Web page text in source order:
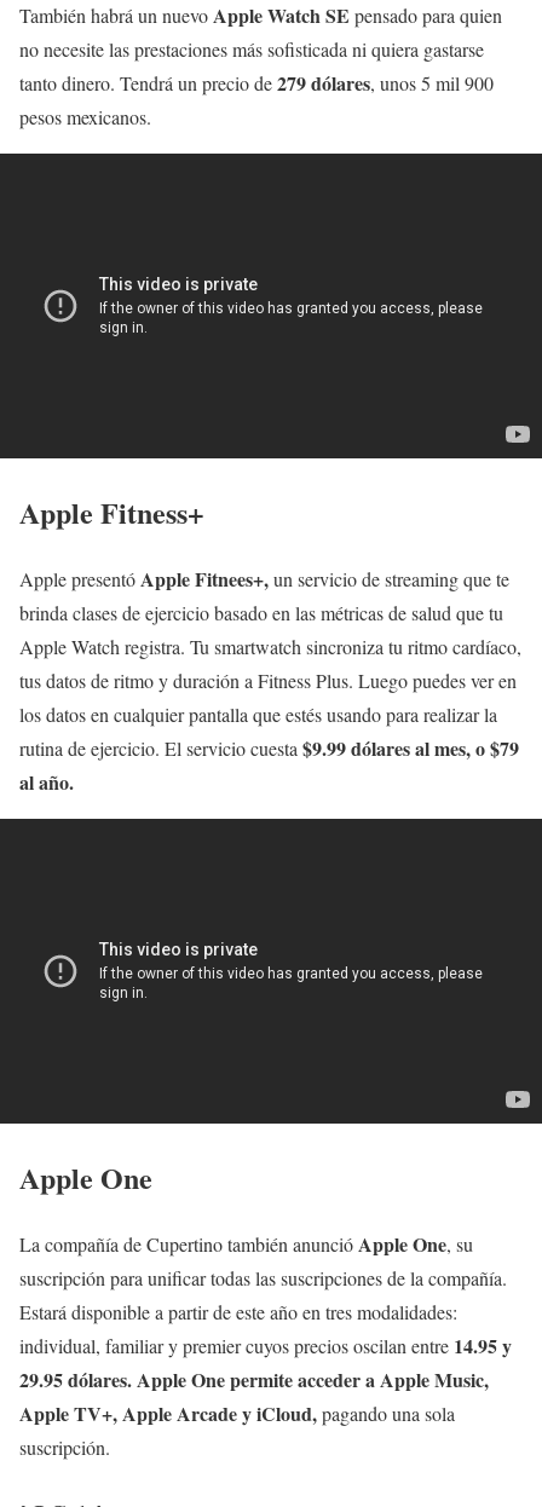
También habrá un nuevoApple Watch SE pensado para quien
no necesite las prestaciones más sofisticada ni quiera gastarse
tanto dinero. Tendrá un precio de279 dólares, unos 5 mil 900
pesos mexicanos.
Apple Fitness+
Apple presentóApple Fitnees+,un servicio de streaming que te
brinda clases de ejercicio basado en las métricas de salud que tu
Apple Watch registra. Tu smartwatch sincroniza tu ritmo cardíaco,
tus datos de ritmo y duración a Fitness Plus. Luego puedes ver en
los datos en cualquier pantalla que estés usando para realizar la
rutina de ejercicio. El servicio cuesta $9.99 dólares al mes, o $79
al año.
Apple One
La compañía de Cupertino también anuncióApple One, su
suscripción para unificar todas las suscripciones de la compañía.
Estará disponible a partir de este año en tres modalidades:
individual, familiar y premier cuyos precios oscilan entre 14.95 y
29.95 dólares.Apple One permite acceder a Apple Music,
Apple TV+, Apple Arcade y iCloud,pagando una sola
suscripción.